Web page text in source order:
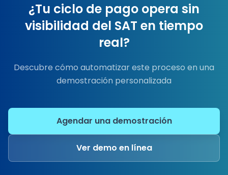
¿Tu ciclo de pago opera sin
visibilidad del SAT en tiempo
real?
Descubre cómo automatizar este proceso en una
demostración personalizada
Agendar una demostración
Ver demo en línea